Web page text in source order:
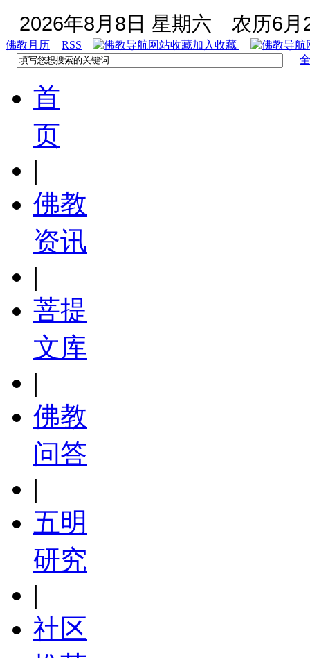
2026年8月8日 星期六 农历6月
佛教月历 RSS
加入收藏
首
页
|
佛教
资讯
|
菩提
文库
|
佛教
问答
|
五明
研究
|
社区